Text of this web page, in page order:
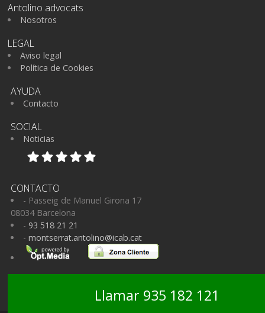
Antolino advocats
Nosotros
LEGAL
Aviso legal
Política de Cookies
AYUDA
Contacto
SOCIAL
Noticias
CONTACTO
- Passeig de Manuel Girona 17
08034 Barcelona
- 93 518 21 21
- montserrat.antolino@icab.cat
Llamar 935 182 121